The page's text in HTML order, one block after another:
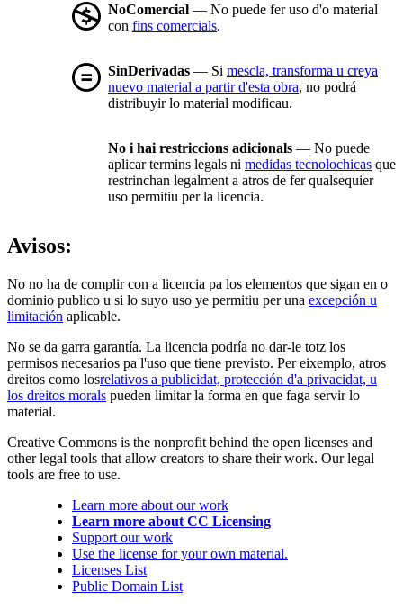
NoComercial — No puede fer uso d'o material
con fins comercials.
SinDerivadas — Si mescla, transforma u creya
nuevo material a partir d'esta obra, no podrá
distribuyir lo material modificau.
No i hai restriccions adicionals — No puede
aplicar termins legals ni medidas tecnolochicas que
restrinchan legalment a atros de fer qualsequier
uso permitiu per la licencia.
Avisos:
No no ha de complir con a licencia pa los elementos que sigan en o
dominio publico u si lo suyo uso ye permitiu per una excepción u
limitación aplicable.
No se da garra garantía. La licencia podría no dar-le totz los
permisos necesarios pa l'uso que tiene previsto. Per eixemplo, atros
dreitos como losrelativos a publicidat, protección d'a privacidat, u
los dreitos morals pueden limitar la forma en que faga servir lo
material.
Creative Commons is the nonprofit behind the open licenses and
other legal tools that allow creators to share their work. Our legal
tools are free to use.
Learn more about our work
Learn more about CC Licensing
Support our work
Use the license for your own material.
Licenses List
Public Domain List